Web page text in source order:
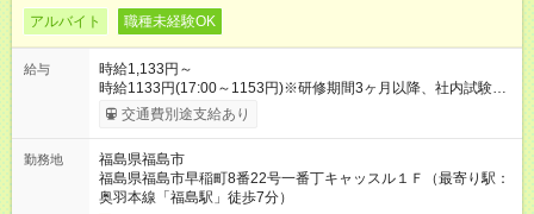
アルバイト 職種未経験OK
給与
時給1,133円～
時給1133円(17:00～1153円)※研修期間3ヶ月以降、社内試験に
よる更新判定あり 社内試験合格後、時給＋50～100円の昇給あ
り （大学生は＋20円） 試用期間あり：入社日から3ヶ月間／本
間の長さ：3ヶ月 雇用形態、給与は本採用時と同じです。
交通費別途支給あり
勤務地
福島県福島市
福島県福島市早稲町8番22号一番丁キャッスル１Ｆ（最寄り駅：
奥羽本線「福島駅」徒歩7分）